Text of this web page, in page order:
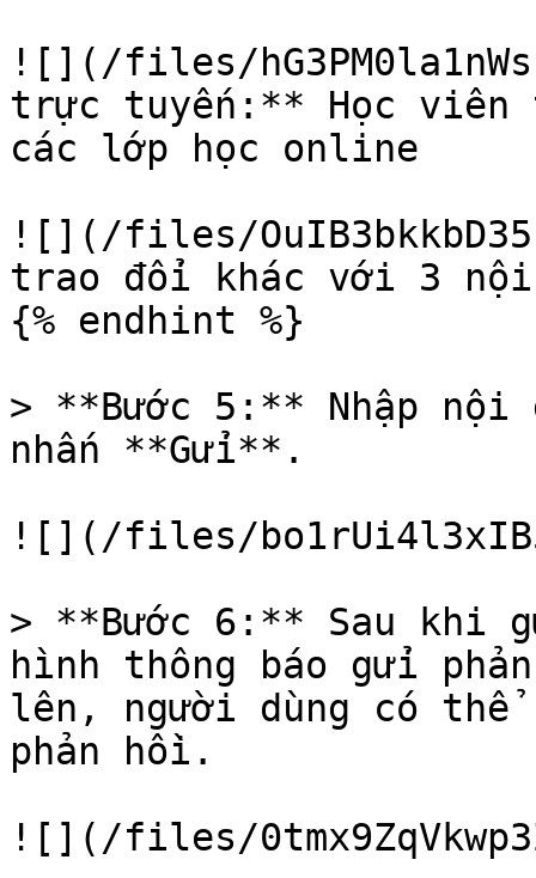
![](/files/
trực tuyến:** Học viên
các lớp học online
![](/files/
trao đổi khác với 3
{% endhint %}
> **Bước 5:** Nhập nội
nhấn **Gửi**.
![](/files/
> **Bước 6:** Sau khi
hình thông báo gửi
lên, người dùng có thể
phản hồi.
![](/files/